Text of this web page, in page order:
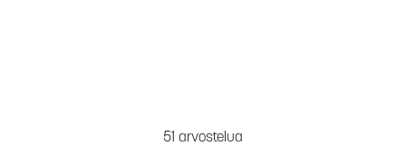
51 arvostelua